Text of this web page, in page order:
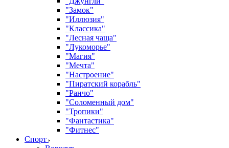
"Замок"
"Иллюзия"
"Классика"
"Лесная чаща"
"Лукоморье"
"Магия"
"Мечта"
"Настроение"
"Пиратский корабль"
"Ранчо"
"Соломенный дом"
"Тропики"
"Фантастика"
"Фитнес"
Спорт